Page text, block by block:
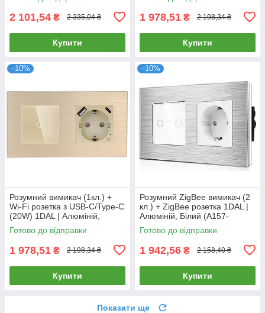
2 101,54 ₴ 2 335,04 ₴
Купити
1 978,51 ₴ 2 198,34 ₴
Купити
–10%
Розумний вимикач (1кл.) +
Wi-Fi розетка з USB-C/Type-C
(20W) 1DAL | Алюміній,
Золото (A157-GSW1G.WF-
STUTC.WF.GD)
Готово до відправки
1 978,51 ₴ 2 198,34 ₴
Купити
–10%
Розумний ZigBee вимикач (2
кл.) + ZigBee розетка 1DAL |
Алюміній, Білий (A157-
GSW2G.ZB-ST.ZB.WT)
Готово до відправки
1 942,56 ₴ 2 158,40 ₴
Купити
Показати ще